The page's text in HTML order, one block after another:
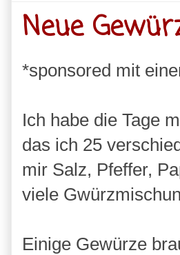
Neue
*sponsored mit
Ich habe die Tage
das ich 25
mir Salz, Pfeffer,
viele
Einige Gewürze